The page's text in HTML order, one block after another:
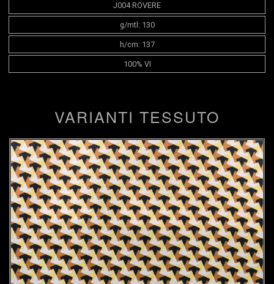
J004 ROVERE
g/mtl: 130
h/cm: 137
100% VI
VARIANTI TESSUTO